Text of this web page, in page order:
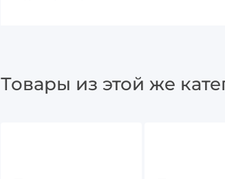
Товары из этой же